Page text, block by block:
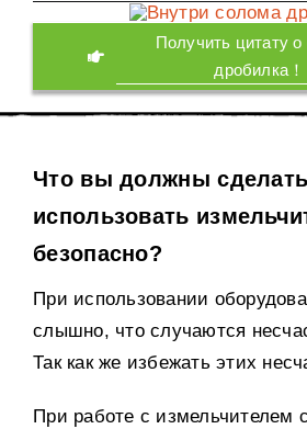
Получить цитату
дробилка！
Что вы должны
использовать
безопасно?
При использовании
слышно, что случаются
Так как же избежать этих
При работе с измельчителем